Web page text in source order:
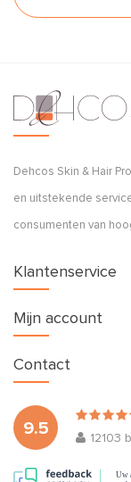
Dehcos Skin & Hair
en uitstekende
consumenten van
Klantenservice
Mijn account
9.5
12103
Uw
Contact